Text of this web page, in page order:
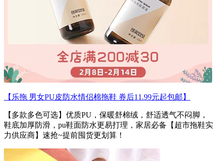
【乐拖 男女PU皮防水情侣棉拖鞋 券后11.99元起包邮】
【多款多色可选】优质PU，保暖舒棉绒，舒适透气不闷脚，
鞋底加厚防滑，pu鞋面防水更易打理，家居必备【超市拖鞋实
力供应商】速抢~提前囤货更划算！